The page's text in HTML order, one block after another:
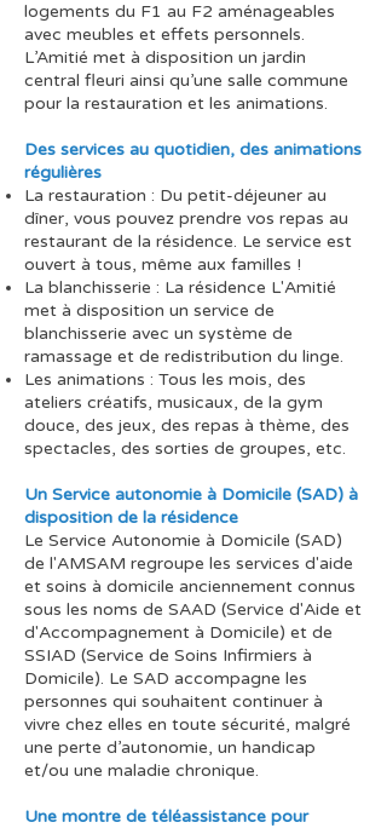
logements du F1 au F2 aménageables
avec meubles et effets personnels.
L’Amitié met à disposition un jardin
central fleuri ainsi qu’une salle commune
pour la restauration et les animations.
Des services au quotidien, des animations
régulières
La restauration : Du petit-déjeuner au
dîner, vous pouvez prendre vos repas au
restaurant de la résidence. Le service est
ouvert à tous, même aux familles !
La blanchisserie : La résidence L'Amitié
met à disposition un service de
blanchisserie avec un système de
ramassage et de redistribution du linge.
Les animations : Tous les mois, des
ateliers créatifs, musicaux, de la gym
douce, des jeux, des repas à thème, des
spectacles, des sorties de groupes, etc.
Un Service autonomie à Domicile (SAD) à
disposition de la résidence
Le Service Autonomie à Domicile (SAD)
de l'AMSAM regroupe les services d'aide
et soins à domicile anciennement connus
sous les noms de SAAD (Service d'Aide et
d'Accompagnement à Domicile) et de
SSIAD (Service de Soins Infirmiers à
Domicile). Le SAD accompagne les
personnes qui souhaitent continuer à
vivre chez elles en toute sécurité, malgré
une perte d’autonomie, un handicap
et/ou une maladie chronique.
Une montre de téléassistance pour